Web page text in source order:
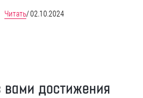
Читать/02.10.2024
достижения